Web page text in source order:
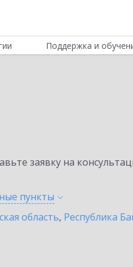
Поддержка и
заявку на
пункты
область, Республика